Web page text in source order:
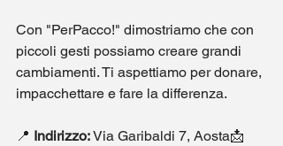
Con "PerPacco!" dimostriamo che con
piccoli gesti possiamo creare grandi
cambiamenti. Ti aspettiamo per donare,
impacchettare e fare la differenza.
📍 Indirizzo: Via Garibaldi 7, Aosta📩